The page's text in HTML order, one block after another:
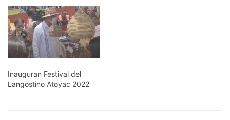
Inauguran Festival del
Langostino Atoyac 2022